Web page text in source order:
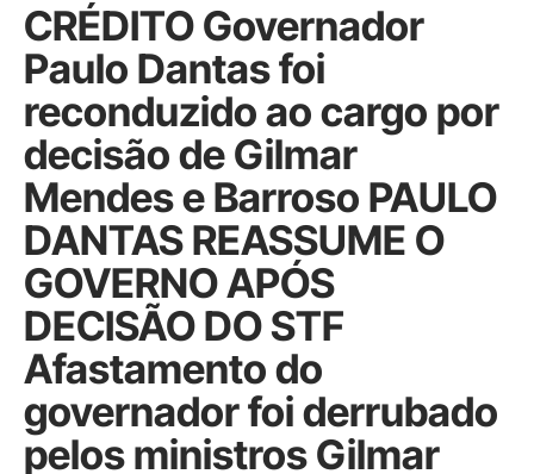
CRÉDITO Governador
Paulo Dantas foi
reconduzido ao cargo por
decisão de Gilmar
Mendes e Barroso PAULO
DANTAS REASSUME O
GOVERNO APÓS
DECISÃO DO STF
Afastamento do
governador foi derrubado
pelos ministros Gilmar